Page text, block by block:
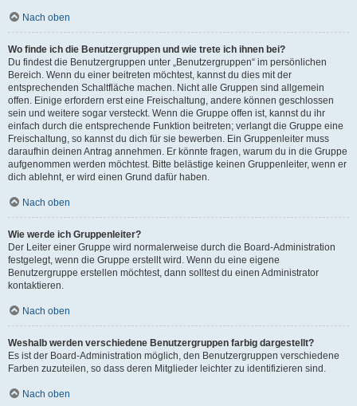
Nach oben
Wo finde ich die Benutzergruppen und wie trete ich ihnen bei?
Du findest die Benutzergruppen unter „Benutzergruppen“ im persönlichen
Bereich. Wenn du einer beitreten möchtest, kannst du dies mit der
entsprechenden Schaltfläche machen. Nicht alle Gruppen sind allgemein
offen. Einige erfordern erst eine Freischaltung, andere können geschlossen
sein und weitere sogar versteckt. Wenn die Gruppe offen ist, kannst du ihr
einfach durch die entsprechende Funktion beitreten; verlangt die Gruppe eine
Freischaltung, so kannst du dich für sie bewerben. Ein Gruppenleiter muss
daraufhin deinen Antrag annehmen. Er könnte fragen, warum du in die Gruppe
aufgenommen werden möchtest. Bitte belästige keinen Gruppenleiter, wenn er
dich ablehnt, er wird einen Grund dafür haben.
Nach oben
Wie werde ich Gruppenleiter?
Der Leiter einer Gruppe wird normalerweise durch die Board-Administration
festgelegt, wenn die Gruppe erstellt wird. Wenn du eine eigene
Benutzergruppe erstellen möchtest, dann solltest du einen Administrator
kontaktieren.
Nach oben
Weshalb werden verschiedene Benutzergruppen farbig dargestellt?
Es ist der Board-Administration möglich, den Benutzergruppen verschiedene
Farben zuzuteilen, so dass deren Mitglieder leichter zu identifizieren sind.
Nach oben